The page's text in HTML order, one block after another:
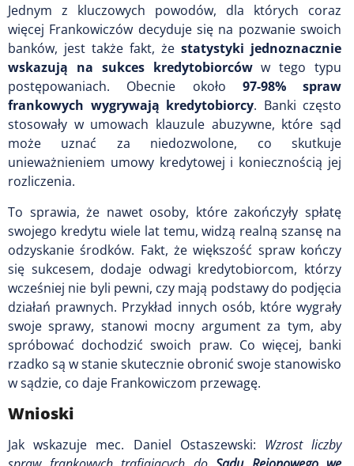
Jednym z kluczowych powodów, dla których coraz
więcej Frankowiczów decyduje się na pozwanie swoich
banków, jest także fakt, że statystyki jednoznacznie
wskazują na sukces kredytobiorcóww tego typu
postępowaniach. Obecnie około 97-98% spraw
frankowych wygrywają kredytobiorcy. Banki często
stosowały w umowach klauzule abuzywne, które sąd
może uznać za niedozwolone, co skutkuje
unieważnieniem umowy kredytowej i koniecznością jej
rozliczenia.
To sprawia, że nawet osoby, które zakończyły spłatę
swojego kredytu wiele lat temu, widzą realną szansę na
odzyskanie środków. Fakt, że większość spraw kończy
się sukcesem, dodaje odwagi kredytobiorcom, którzy
wcześniej nie byli pewni, czy mają podstawy do podjęcia
działań prawnych. Przykład innych osób, które wygrały
swoje sprawy, stanowi mocny argument za tym, aby
spróbować dochodzić swoich praw. Co więcej, banki
rzadko są w stanie skutecznie obronić swoje stanowisko
w sądzie, co daje Frankowiczom przewagę.
Wnioski
Jak wskazuje mec. Daniel Ostaszewski: Wzrost liczby